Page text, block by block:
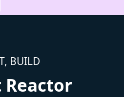
BUILD